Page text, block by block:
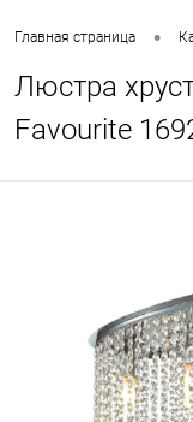
Главная страница •
Люстра
Favourite